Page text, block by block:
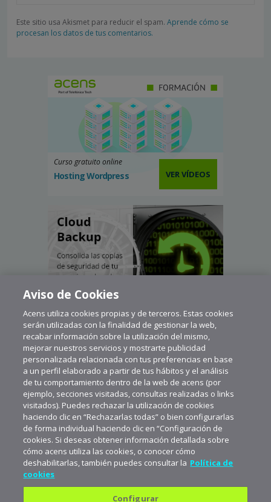
Este sitio usa Akismet para reducir el spam. Aprende cómo se
procesan los datos de tus comentarios.
Curso gratuito online
Hosting Wordpress VER VÍDEOS
Aviso de Cookies
Acens utiliza cookies propias y de terceros. Estas cookies
serán utilizadas con la finalidad de gestionar la web,
recabar información sobre la utilización del mismo,
mejorar nuestros servicios y mostrarte publicidad
personalizada relacionada con tus preferencias en base
a un perfil elaborado a partir de tus hábitos y el análisis
de tu comportamiento dentro de la web de acens (por
ejemplo, secciones visitadas, consultas realizadas o links
visitados). Puedes rechazar la utilización de cookies
haciendo clic en “Rechazarlas todas” o bien configurarlas
de forma individual haciendo clic en “Configuración de
cookies. Si deseas obtener información detallada sobre
cómo acens utiliza las cookies, o conocer cómo
deshabilitarlas, también puedes consultar la Política de
cookies
Configurar